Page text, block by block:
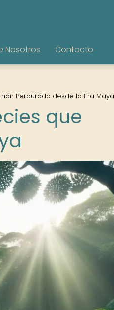
Nosotros Contacto
Perdurado desde la Era Maya
que